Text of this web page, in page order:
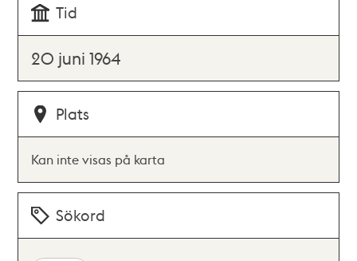
Tid
20 juni 1964
Plats
Kan inte visas på karta
Sökord